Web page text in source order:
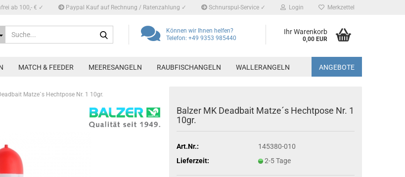
ab 100,- € ✓ Paypal Kauf auf Rechnung / Ratenzahlung ✓ Schnurspul-Service ✓ Login Merkzettel
Können wir Ihnen helfen?
Telefon: +49 9353 985440
Ihr Warenkorb
0,00 EUR
MATCH & FEEDER MEERESANGELN RAUBFISCHANGELN WALLERANGELN ANGEBOTE
Matze´s Hechtpose Nr. 1 10gr.
Balzer MK Deadbait Matze´s Hechtpose Nr. 1
10gr.
Art.Nr.:
145380-010
Lieferzeit:
2-5 Tage